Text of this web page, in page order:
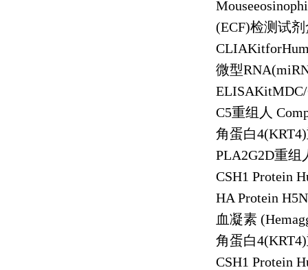
(ECF)检测试剂
微型
C5重组人
角蛋白4(KRT4)
PLA2G2D重组
CSH1 Protein
HA Protein
血凝素
角蛋白4(KRT4)
CSH1 Protein